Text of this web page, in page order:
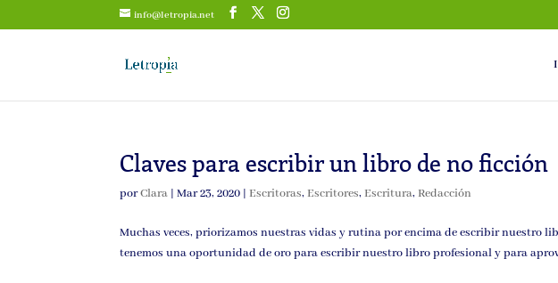
info@letropia.net
Claves para escribir un libro de no ficción
porClara |Mar 23, 2020 |Escritoras,Escritores,Escritura,Redacción
Muchas veces, priorizamos nuestras vidas y rutina por encima de escribir nuestro
tenemos una oportunidad de oro para escribir nuestro libro profesional y para